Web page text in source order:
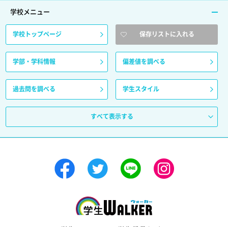
学校メニュー
学校トップページ 保存リストに入れる
学部・学科情報 偏差値を調べる
過去問を調べる 学生スタイル
すべて表示する